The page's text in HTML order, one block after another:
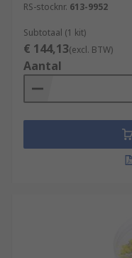
RS-stocknr. 613-9952
Subtotaal (1 kit)
€ 144,13(excl. BTW)
Aantal